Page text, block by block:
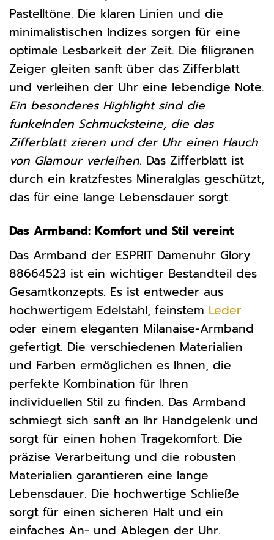
Pastelltöne. Die klaren Linien und die
minimalistischen Indizes sorgen für eine
optimale Lesbarkeit der Zeit. Die filigranen
Zeiger gleiten sanft über das Zifferblatt
und verleihen der Uhr eine lebendige Note.
Ein besonderes Highlight sind die
funkelnden Schmucksteine, die das
Zifferblatt zieren und der Uhr einen Hauch
von Glamour verleihen. Das Zifferblatt ist
durch ein kratzfestes Mineralglas geschützt,
das für eine lange Lebensdauer sorgt.
Das Armband: Komfort und Stil vereint
Das Armband der ESPRIT Damenuhr Glory
88664523 ist ein wichtiger Bestandteil des
Gesamtkonzepts. Es ist entweder aus
hochwertigem Edelstahl, feinstem Leder
oder einem eleganten Milanaise-Armband
gefertigt. Die verschiedenen Materialien
und Farben ermöglichen es Ihnen, die
perfekte Kombination für Ihren
individuellen Stil zu finden. Das Armband
schmiegt sich sanft an Ihr Handgelenk und
sorgt für einen hohen Tragekomfort. Die
präzise Verarbeitung und die robusten
Materialien garantieren eine lange
Lebensdauer. Die hochwertige Schließe
sorgt für einen sicheren Halt und ein
einfaches An- und Ablegen der Uhr.